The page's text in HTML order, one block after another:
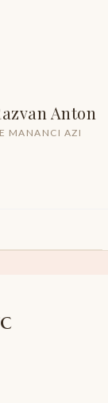
Anton
MANANCI AZI